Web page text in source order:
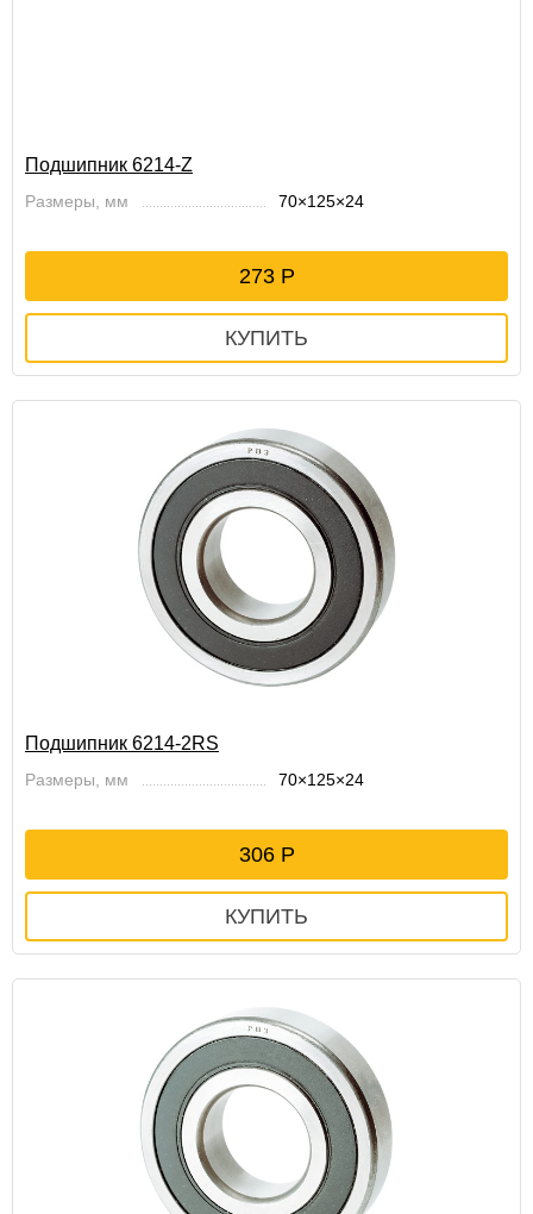
Подшипник 6214-Z
Размеры, мм 70×125×24
273
Подшипник 6214-2RS
Размеры, мм 70×125×24
306